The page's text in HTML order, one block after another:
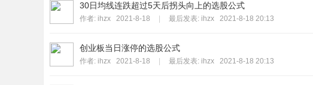
式
标
程
30日均线连跌超过5天后拐头向上的选股公式
作者: ihzx 2021-8-18 最后发表: ihzx 2021-8-18 20:13
创业板当日涨停的选股公式
作者: ihzx 2021-8-18 最后发表: ihzx 2021-8-18 20:13